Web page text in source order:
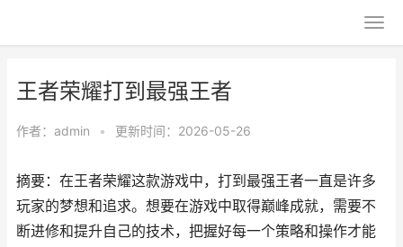
王者荣耀打到最强王者
作者： admin • 更新时间：2026-05-26
摘要：在王者荣耀这款游戏中，打到最强王者一直是许多
玩家的梦想和追求。想要在游戏中取得巅峰成就，需要不
断进修和提升自己的技术，把握好每一个策略和操作才能